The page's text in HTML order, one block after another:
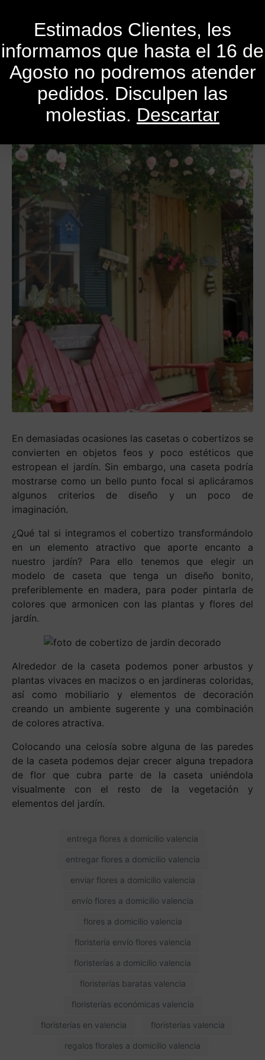
Estimados Clientes, les
informamos que hasta el 16 de
Agosto no podremos atender
pedidos. Disculpen las
molestias. Descartar
31 de enero de 2021
En Actualidad ,Consejos, Cursos,Libros ,Revistas
En demasiadas ocasiones las casetas o cobertizos se
convierten en objetos feos y poco estéticos que
estropean el jardín. Sin embargo, una caseta podría
mostrarse como un bello punto focal si aplicáramos
algunos criterios de diseño y un poco de
imaginación.
¿Qué tal si integramos el cobertizo transformándolo
en un elemento atractivo que aporte encanto a
nuestro jardín? Para ello tenemos que elegir un
modelo de caseta que tenga un diseño bonito,
preferiblemente en madera, para poder pintarla de
colores que armonicen con las plantas y flores del
jardín.
Alrededor de la caseta podemos poner arbustos y
plantas vivaces en macizos o en jardineras coloridas,
así como mobiliario y elementos de decoración
creando un ambiente sugerente y una combinación
de colores atractiva.
Colocando una celosía sobre alguna de las paredes
de la caseta podemos dejar crecer alguna trepadora
de flor que cubra parte de la caseta uniéndola
visualmente con el resto de la vegetación y
elementos del jardín.
entrega flores a domicilio valencia
entregar flores a domicilio valencia
enviar flores a domicilio valencia
envío flores a domicilio valencia
flores a domicilio valencia
floristería envío flores valencia
floristerías a domicilio valencia
floristerías baratas valencia
floristerías económicas valencia
floristerías en valencia floristerías valencia
regalos florales a domicilio valencia